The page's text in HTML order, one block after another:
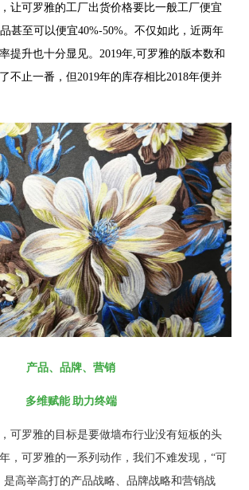
让可罗雅的工厂出货价格要比一般工厂便宜
品甚至可以便宜40%-50%。不仅如此，近两年
提升也十分显见。 2019年 ,可罗雅的版本数和
不止一番，但 2019年的库存相比2018年便并
产品、品牌、营销
多维赋能 助力终端
可罗雅的目标是要做墙布行业没有短板的头
，可罗雅的一系列动作，我们不难发现，“可
是高举高打的产品战略、品牌战略和营销战